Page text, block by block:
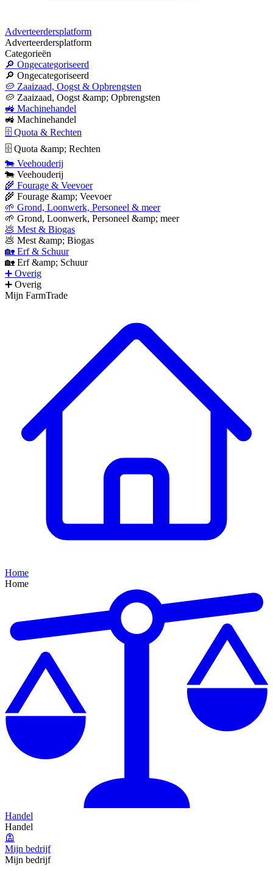
Adverteerdersplatform
Adverteerdersplatform
Categorieën
🔎 Ongecategoriseerd
🔎 Ongecategoriseerd
🥔 Zaaizaad, Oogst & Opbrengsten
🥔 Zaaizaad, Oogst &amp; Opbrengsten
🚜 Machinehandel
🚜 Machinehandel
🗄 Quota & Rechten
🗄 Quota &amp; Rechten
🐄 Veehouderij
🐄 Veehouderij
🌾 Fourage & Veevoer
🌾 Fourage &amp; Veevoer
🌱 Grond, Loonwerk, Personeel & meer
🌱 Grond, Loonwerk, Personeel &amp; meer
💩 Mest & Biogas
💩 Mest &amp; Biogas
🏡 Erf & Schuur
🏡 Erf &amp; Schuur
➕ Overig
➕ Overig
Mijn FarmTrade
Home
Home
Handel
Handel
Mijn bedrijf
Mijn bedrijf